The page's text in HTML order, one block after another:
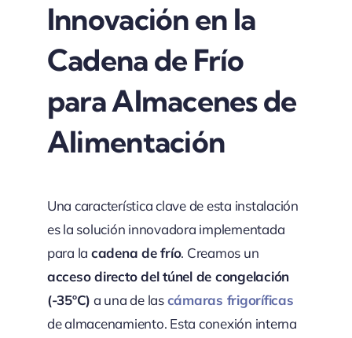
Innovación en la
Cadena de Frío
para Almacenes de
Alimentación
Una característica clave de esta instalación
es la solución innovadora implementada
para la cadena de frío. Creamos un
acceso directo del túnel de congelación
(-35ºC) a una de lascámaras frigoríficas
de almacenamiento. Esta conexión interna